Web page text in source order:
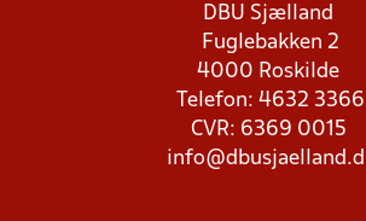
DBU Sjælland
Fuglebakken 2
4000 Roskilde
Telefon: 4632 3366
CVR: 6369 0015